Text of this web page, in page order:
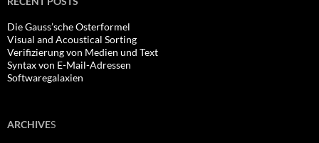
Die Gauss’sche Osterformel
Visual and Acoustical Sorting
Verifizierung von Medien und Text
Syntax von E-Mail-Adressen
Softwaregalaxien
ARCHIVES